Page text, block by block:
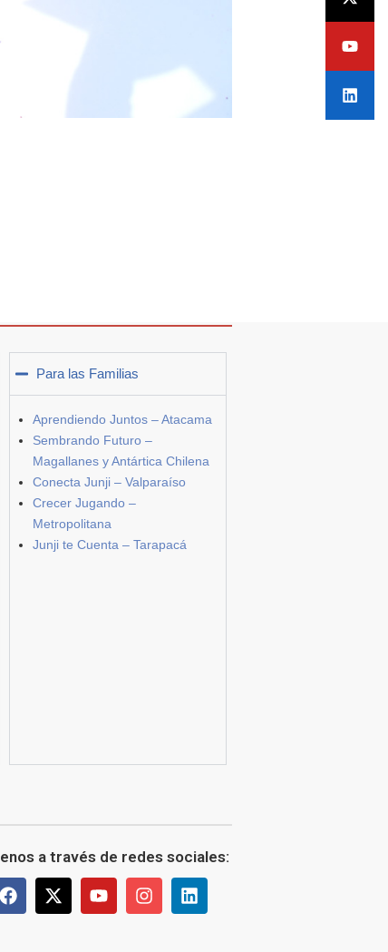
Para las Familias
Aprendiendo Juntos – Atacama
Sembrando Futuro –
Magallanes y Antártica Chilena
Conecta Junji – Valparaíso
Crecer Jugando –
Metropolitana
Junji te Cuenta – Tarapacá
a través de redes sociales: